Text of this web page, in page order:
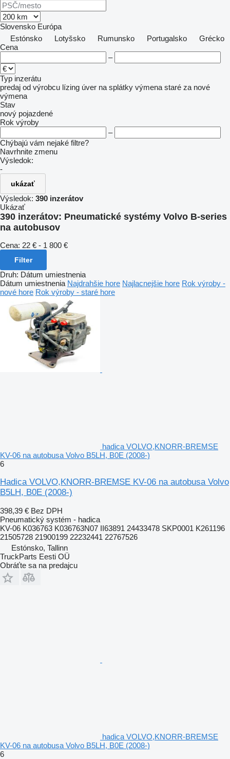
Slovensko Európa
Estónsko
Lotyšsko Rumunsko Portugalsko
Grécko
Cena
–
Typ inzerátu
predaj od výrobcu lízing úver na splátky výmena staré za nové
výmena
Stav
nový pojazdené
Rok výroby
–
Chýbajú vám nejaké filtre?
Navrhnite zmenu
Výsledok:
-
ukázať
Výsledok: 390 inzerátov
Ukázať
390 inzerátov: Pneumatické systémy Volvo B-series
na autobusov
Cena: 22 € - 1 800 €
Filter
Druh: Dátum umiestnenia
Dátum umiestnenia Najdrahšie hore Najlacnejšie hore Rok výroby -
nové hore Rok výroby - staré hore
hadica VOLVO,KNORR-BREMSE
KV-06 na autobusa Volvo B5LH, B0E (2008-)
6
Hadica VOLVO,KNORR-BREMSE KV-06 na autobusa Volvo
B5LH, B0E (2008-)
398,39 € Bez DPH
Pneumatický systém - hadica
KV-06 K036763 K036763N07 II63891 24433478 SKP0001 K261196
21505728 21900199 22232441 22767526
Estónsko, Tallinn
TruckParts Eesti OÜ
Obráťte sa na predajcu
hadica VOLVO,KNORR-BREMSE
KV-06 na autobusa Volvo B5LH, B0E (2008-)
6